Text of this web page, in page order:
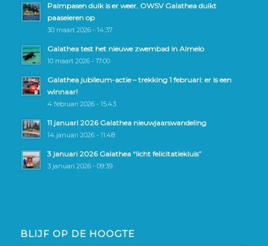
Palmpasen duik is er weer. OWSV Galathea duikt
paaseieren op
30 maart 2026 - 14:37
Galathea test het nieuwe zwembad in Almelo
10 maart 2026 - 17:00
Galathea jubileum-actie – trekking 1 februari: er is een
winnaar!
4 februari 2026 - 15:43
11 januari 2026 Galathea nieuwjaarswandeling
14 januari 2026 - 11:48
3 januari 2026 Galathea “licht felicitatiekluis”
3 januari 2026 - 09:39
BLIJF OP DE HOOGTE